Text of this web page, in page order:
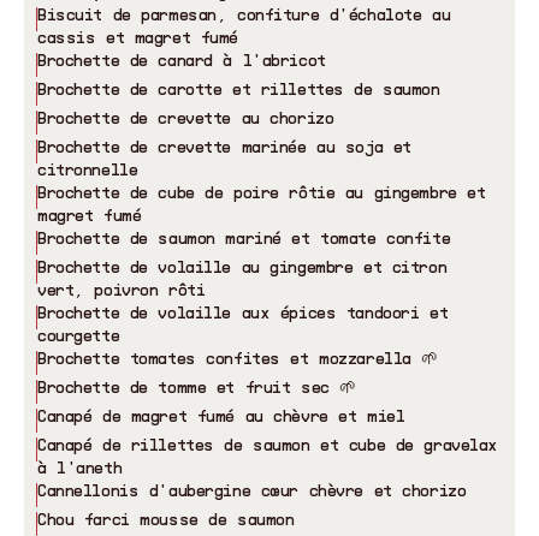
Biscuit de parmesan, confiture d'échalote au
cassis et magret fumé
Brochette de canard à l'abricot
Brochette de carotte et rillettes de saumon
Brochette de crevette au chorizo
Brochette de crevette marinée au soja et
citronnelle
Brochette de cube de poire rôtie au gingembre et
magret fumé
Brochette de saumon mariné et tomate confite
Brochette de volaille au gingembre et citron
vert, poivron rôti
Brochette de volaille aux épices tandoori et
courgette
Brochette tomates confites et mozzarella 🌱
Brochette de tomme et fruit sec 🌱
Canapé de magret fumé au chèvre et miel
Canapé de rillettes de saumon et cube de gravelax
à l 'aneth
Cannellonis d'aubergine cœur chèvre et chorizo
Chou farci mousse de saumon